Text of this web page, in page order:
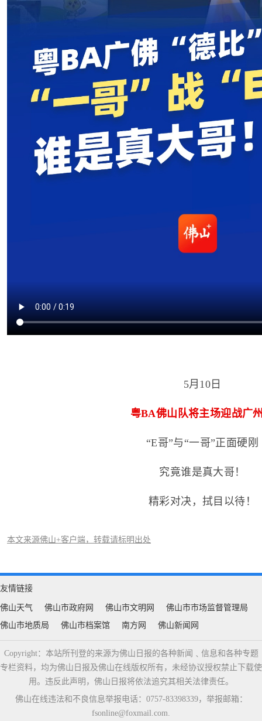
5月10日
粤BA佛山队将主场迎战广
“E哥”与“一哥”正面硬刚
究竟谁是真大哥！
精彩对决，拭目以待！
本文来源佛山+客户端，转载请标明出处
友情链接
佛山天气 佛山市政府网 佛山市文明网
佛山市市场监督管理局
佛山市地质局
佛山市档案馆 南方网 佛山新闻网
Copyright：本站所刊登的来源为佛山日报的各种新闻﹑信息和各种专题
专栏资料，均为佛山日报及佛山在线版权所有，未经协议授权禁止下载使
用。违反此声明，佛山日报将依法追究其相关法律责任。
佛山在线违法和不良信息举报电话：0757-83398339，举报邮箱：
fsonline@foxmail.com.